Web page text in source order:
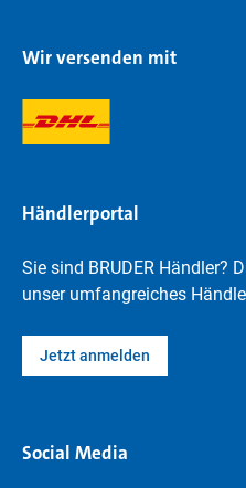
Wir versenden mit
Händlerportal
Sie sind BRUDER Händler?
unser umfangreiches
Jetzt anmelden
Social Media